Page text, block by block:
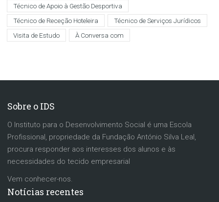
Técnico de Apoio à Gestão Desportiva
Técnico de Receção Hoteleira
Técnico de Serviços Jurídicos
Visita de Estudo
À Conversa com
Sobre o IDS
O Instituto para o Desenvolvimento Social é uma Escola
Profissional, propriedade da Fundação António Silva Leal,
procura responder aos interesses dos alunos e às
necessidades do tecido empresarial
Vem conhecer-nos.
Notícias recentes